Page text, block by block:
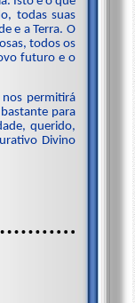
todas suas
e a Terra. O
todos os
futuro e o
nos permitirá
para
querido,
Divino